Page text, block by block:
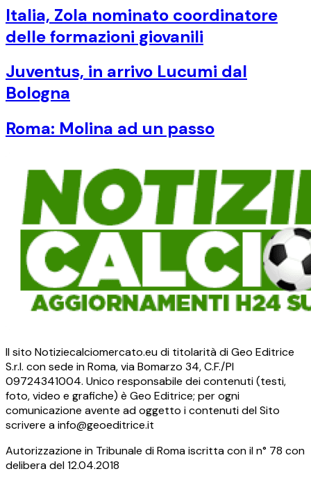
Italia, Zola nominato coordinatore
delle formazioni giovanili
Juventus, in arrivo Lucumi dal
Bologna
Roma: Molina ad un passo
Il sito Notiziecalciomercato.eu di titolarità di Geo Editrice
S.r.l. con sede in Roma, via Bomarzo 34, C.F./PI
09724341004. Unico responsabile dei contenuti (testi,
foto, video e grafiche) è Geo Editrice; per ogni
comunicazione avente ad oggetto i contenuti del Sito
scrivere a info@geoeditrice.it
Autorizzazione in Tribunale di Roma iscritta con il n° 78 con
delibera del 12.04.2018